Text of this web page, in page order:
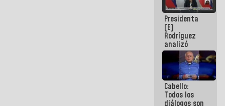
acuerdan
primer
encuentro
presencial
para el
diálogo
Presidenta
(E)
Rodríguez
analizó
junto a
gobernadores
planes de
recuperación
del Sistema
Eléctrico
Cabello:
Todos los
diálogos son